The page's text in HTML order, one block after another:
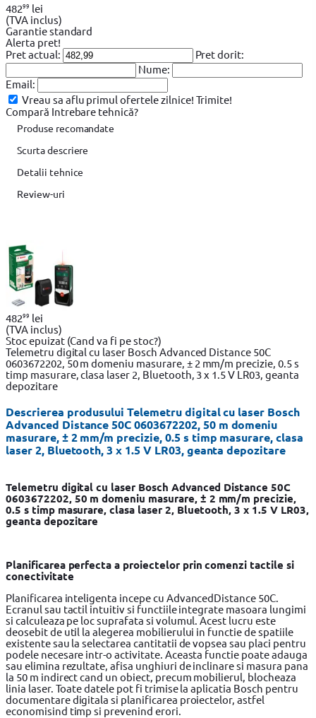
48299 lei
(TVA inclus)
Garantie standard
Alerta pret!
Pret actual:
Pret dorit:
Nume:
Email:
Vreau sa aflu primul ofertele zilnice! Trimite!
Compară Intrebare tehnică?
Produse recomandate
Scurta descriere
Detalii tehnice
Review-uri
48299 lei
(TVA inclus)
Stoc epuizat (Cand va fi pe stoc?)
Telemetru digital cu laser Bosch Advanced Distance 50C
0603672202, 50 m domeniu masurare, ± 2 mm/m precizie, 0.5 s
timp masurare, clasa laser 2, Bluetooth, 3 x 1.5 V LR03, geanta
depozitare
Descrierea produsului Telemetru digital cu laser Bosch
Advanced Distance 50C 0603672202, 50 m domeniu
masurare, ± 2 mm/m precizie, 0.5 s timp masurare, clasa
laser 2, Bluetooth, 3 x 1.5 V LR03, geanta depozitare
Telemetru digital cu laser Bosch Advanced Distance 50C
0603672202, 50 m domeniu masurare, ± 2 mm/m precizie,
0.5 s timp masurare, clasa laser 2, Bluetooth, 3 x 1.5 V LR03,
geanta depozitare
Planificarea perfecta a proiectelor prin comenzi tactile si
conectivitate
Planificarea inteligenta incepe cu AdvancedDistance 50C.
Ecranul sau tactil intuitiv si functiile integrate masoara lungimi
si calculeaza pe loc suprafata si volumul. Acest lucru este
deosebit de util la alegerea mobilierului in functie de spatiile
existente sau la selectarea cantitatii de vopsea sau placi pentru
podele necesare intr-o activitate. Aceasta functie poate adauga
sau elimina rezultate, afisa unghiuri de inclinare si masura pana
la 50 m indirect cand un obiect, precum mobilierul, blocheaza
linia laser. Toate datele pot fi trimise la aplicatia Bosch pentru
documentare digitala si planificarea proiectelor, astfel
economisind timp si prevenind erori.